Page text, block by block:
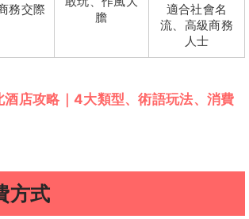
務交際
膽
適合社會名
流、高級商務
人士
酒店攻略｜4大類型、術語玩法、消費
方式